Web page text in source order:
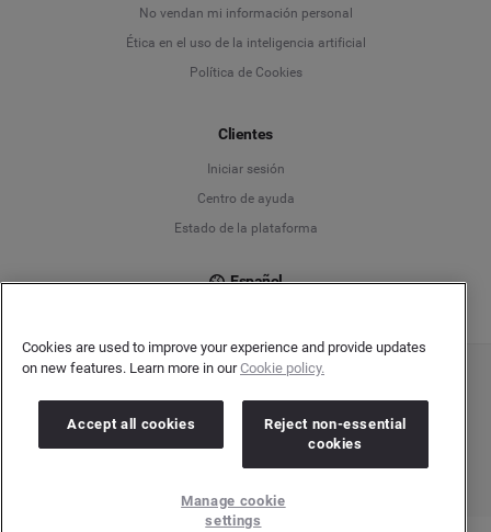
No vendan mi información personal
Ética en el uso de la inteligencia artificial
Política de Cookies
Clientes
Iniciar sesión
Centro de ayuda
Estado de la plataforma
Español
Floor, 5 Churchill Place, Canary Wharf, London, E14 5HU
Company number: 03898053 | VAT number: 754 750 710
Cookies are used to improve your experience and provide updates
on new features. Learn more in ourCookie policy.
Accept all cookies
Reject non-essential
cookies
Manage cookie
settings